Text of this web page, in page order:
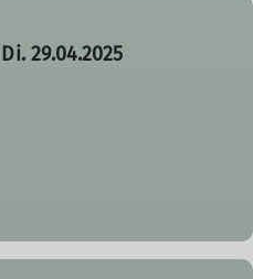
29.04.2025